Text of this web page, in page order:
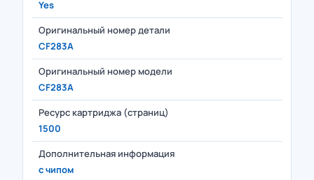
Yes
Оригинальный номер детали
CF283A
Оригинальный номер модели
CF283A
Ресурс картриджа (страниц)
1500
Дополнительная информация
с чипом